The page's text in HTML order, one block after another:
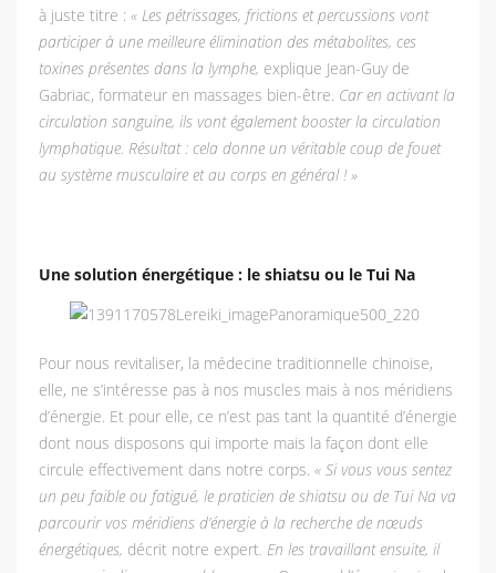
à juste titre : « Les pétrissages, frictions et percussions vont
participer à une meilleure élimination des métabolites, ces
toxines présentes dans la lymphe, explique Jean-Guy de
Gabriac, formateur en massages bien-être. Car en activant la
circulation sanguine, ils vont également booster la circulation
lymphatique. Résultat : cela donne un véritable coup de fouet
au système musculaire et au corps en général ! »
Une solution énergétique : le shiatsu ou le Tui Na
Pour nous revitaliser, la médecine traditionnelle chinoise,
elle, ne s’intéresse pas à nos muscles mais à nos méridiens
d’énergie. Et pour elle, ce n’est pas tant la quantité d’énergie
dont nous disposons qui importe mais la façon dont elle
circule effectivement dans notre corps. « Si vous vous sentez
un peu faible ou fatigué, le praticien de shiatsu ou de Tui Na va
parcourir vos méridiens d’énergie à la recherche de nœuds
énergétiques, décrit notre expert. En les travaillant ensuite, il